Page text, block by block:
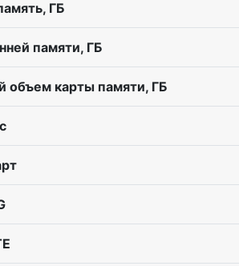
ГБ
памяти, ГБ
объем карты памяти, ГБ